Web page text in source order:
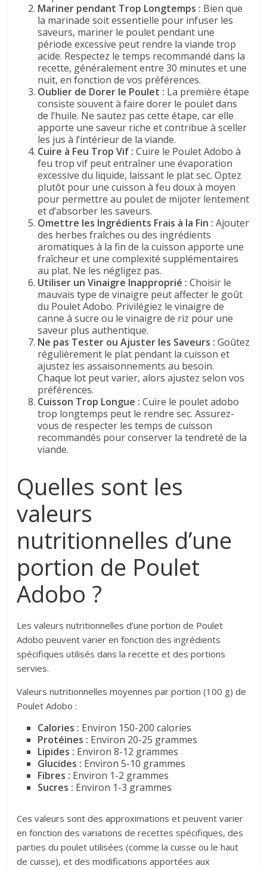
Mariner pendant Trop Longtemps : Bien que
la marinade soit essentielle pour infuser les
saveurs, mariner le poulet pendant une
période excessive peut rendre la viande trop
acide. Respectez le temps recommandé dans la
recette, généralement entre 30 minutes et une
nuit, en fonction de vos préférences.
Oublier de Dorer le Poulet : La première étape
consiste souvent à faire dorer le poulet dans
de l’huile. Ne sautez pas cette étape, car elle
apporte une saveur riche et contribue à sceller
les jus à l’intérieur de la viande.
Cuire à Feu Trop Vif : Cuire le Poulet Adobo à
feu trop vif peut entraîner une évaporation
excessive du liquide, laissant le plat sec. Optez
plutôt pour une cuisson à feu doux à moyen
pour permettre au poulet de mijoter lentement
et d’absorber les saveurs.
Omettre les Ingrédients Frais à la Fin : Ajouter
des herbes fraîches ou des ingrédients
aromatiques à la fin de la cuisson apporte une
fraîcheur et une complexité supplémentaires
au plat. Ne les négligez pas.
Utiliser un Vinaigre Inapproprié : Choisir le
mauvais type de vinaigre peut affecter le goût
du Poulet Adobo. Privilégiez le vinaigre de
canne à sucre ou le vinaigre de riz pour une
saveur plus authentique.
Ne pas Tester ou Ajuster les Saveurs : Goûtez
régulièrement le plat pendant la cuisson et
ajustez les assaisonnements au besoin.
Chaque lot peut varier, alors ajustez selon vos
préférences.
Cuisson Trop Longue : Cuire le poulet adobo
trop longtemps peut le rendre sec. Assurez-
vous de respecter les temps de cuisson
recommandés pour conserver la tendreté de la
viande.
Quelles sont les
valeurs
nutritionnelles d’une
portion de Poulet
Adobo ?
Les valeurs nutritionnelles d’une portion de Poulet
Adobo peuvent varier en fonction des ingrédients
spécifiques utilisés dans la recette et des portions
servies.
Valeurs nutritionnelles moyennes par portion (100 g) de
Poulet Adobo :
Calories : Environ 150-200 calories
Protéines : Environ 20-25 grammes
Lipides : Environ 8-12 grammes
Glucides : Environ 5-10 grammes
Fibres : Environ 1-2 grammes
Sucres : Environ 1-3 grammes
Ces valeurs sont des approximations et peuvent varier
en fonction des variations de recettes spécifiques, des
parties du poulet utilisées (comme la cuisse ou le haut
de cuisse), et des modifications apportées aux